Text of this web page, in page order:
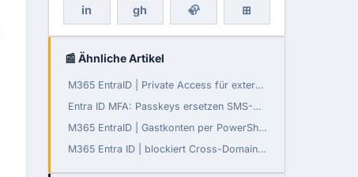
in gh 🦣 ⊞
📰 Ähnliche Artikel
M365 EntraID | Private Access für externe Benutzer
Entra ID MFA: Passkeys ersetzen SMS-Authentifizierung
M365 EntraID | Gastkonten per PowerShell aufräumen
M365 Entra ID | blockiert Cross-Domain-Logins ab August 2026